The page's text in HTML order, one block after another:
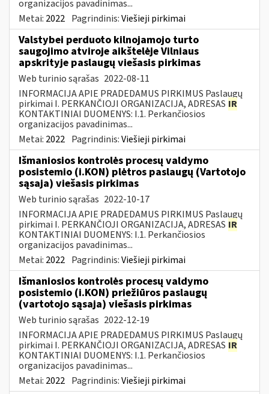
organizacijos pavadinimas...
Metai: 2022 Pagrindinis:Viešieji pirkimai
Valstybei perduoto kilnojamojo turto
saugojimo atviroje aikštelėje Vilniaus
apskrityje paslaugų viešasis pirkimas
Web turinio sąrašas 2022-08-11
INFORMACIJA APIE PRADEDAMUS PIRKIMUS Paslaugų
pirkimai I. PERKANČIOJI ORGANIZACIJA, ADRESAS IR
KONTAKTINIAI DUOMENYS: I.1. Perkančiosios
organizacijos pavadinimas...
Metai: 2022 Pagrindinis:Viešieji pirkimai
Išmaniosios kontrolės procesų valdymo
posistemio (i.KON) plėtros paslaugų (Vartotojo
sąsaja) viešasis pirkimas
Web turinio sąrašas 2022-10-17
INFORMACIJA APIE PRADEDAMUS PIRKIMUS Paslaugų
pirkimai I. PERKANČIOJI ORGANIZACIJA, ADRESAS IR
KONTAKTINIAI DUOMENYS: I.1. Perkančiosios
organizacijos pavadinimas...
Metai: 2022 Pagrindinis:Viešieji pirkimai
Išmaniosios kontrolės procesų valdymo
posistemio (i.KON) priežiūros paslaugų
(vartotojo sąsaja) viešasis pirkimas
Web turinio sąrašas 2022-12-19
INFORMACIJA APIE PRADEDAMUS PIRKIMUS Paslaugų
pirkimai I. PERKANČIOJI ORGANIZACIJA, ADRESAS IR
KONTAKTINIAI DUOMENYS: I.1. Perkančiosios
organizacijos pavadinimas...
Metai: 2022 Pagrindinis:Viešieji pirkimai